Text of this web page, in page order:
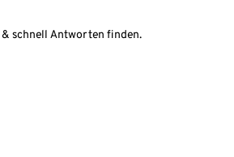
schnell Antworten finden.